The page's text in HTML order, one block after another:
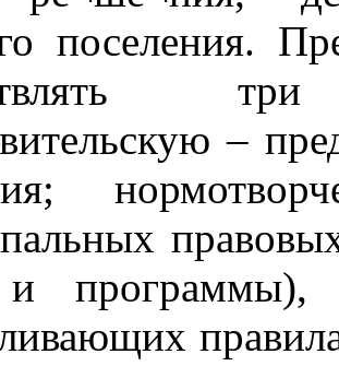
поселения.
–
программы),